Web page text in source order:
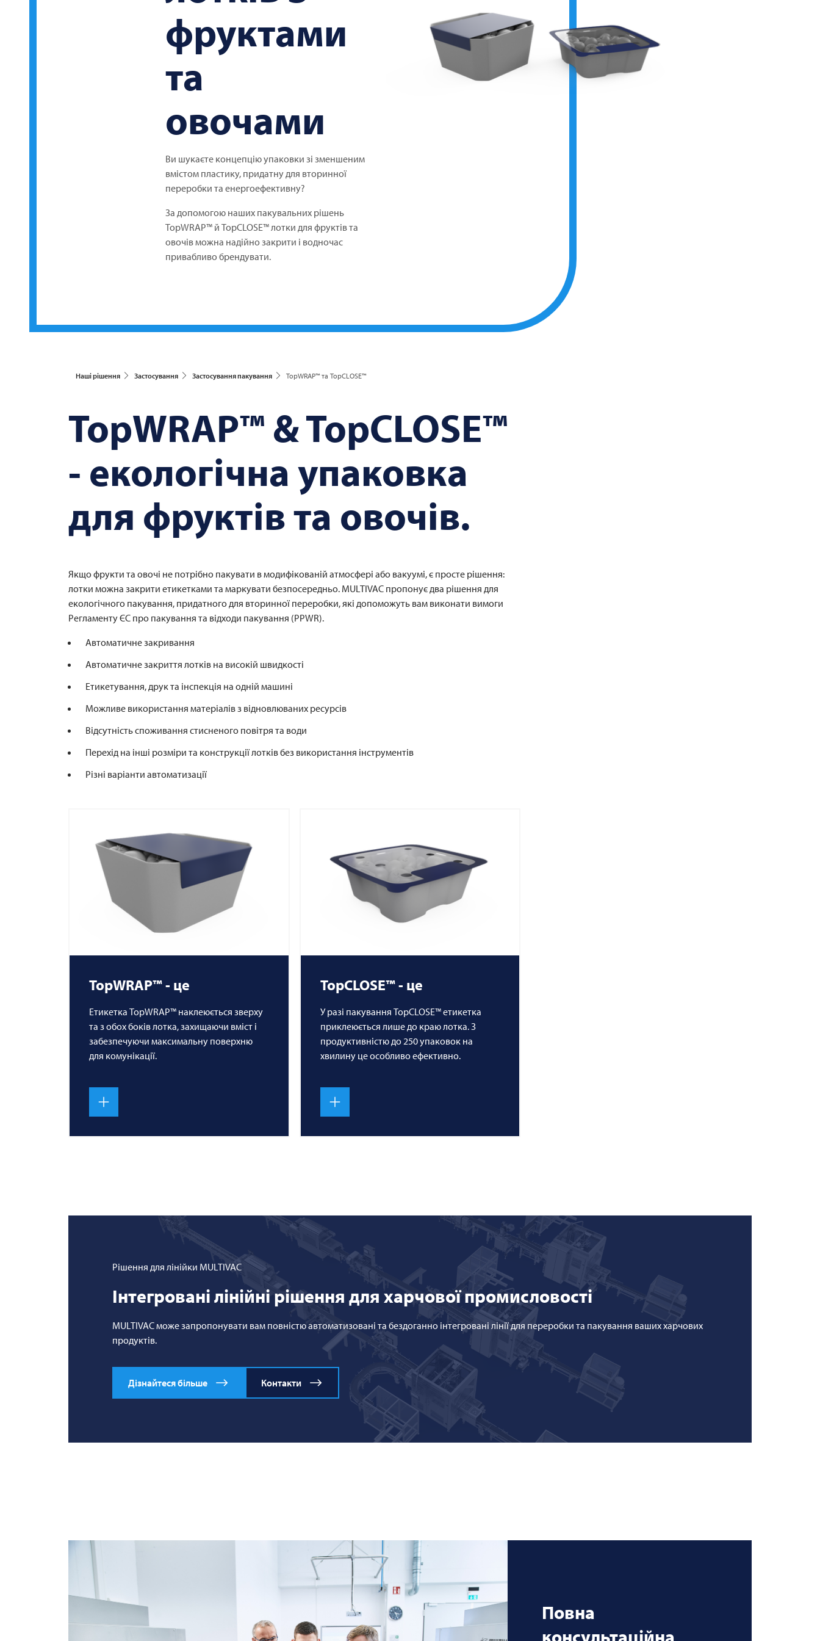
фруктами
та
овочами
Ви шукаєте концепцію упаковки зі зменшеним
вмістом пластику, придатну для вторинної
переробки та енергоефективну?
За допомогою наших пакувальних рішень
TopWRAP™ й TopCLOSE™ лотки для фруктів та
овочів можна надійно закрити і водночас
привабливо брендувати.
Наші рішення Застосування Застосування пакування TopWRAP™ та TopCLOSE™
TopWRAP™ & TopCLOSE™
- екологічна упаковка
для фруктів та овочів.
Якщо фрукти та овочі не потрібно пакувати в модифікованій атмосфері або вакуумі, є просте рішення:
лотки можна закрити етикетками та маркувати безпосередньо. MULTIVAC пропонує два рішення для
екологічного пакування, придатного для вторинної переробки, які допоможуть вам виконати вимоги
Регламенту ЄС про пакування та відходи пакування (PPWR).
Автоматичне закривання
Автоматичне закриття лотків на високій швидкості
Етикетування, друк та інспекція на одній машині
Можливе використання матеріалів з відновлюваних ресурсів
Відсутність споживання стисненого повітря та води
Перехід на інші розміри та конструкції лотків без використання інструментів
Різні варіанти автоматизації
TopWRAP™ - це
Етикетка TopWRAP™ наклеюється зверху
та з обох боків лотка, захищаючи вміст і
забезпечуючи максимальну поверхню
для комунікації.
TopCLOSE™ - це
У разі пакування TopCLOSE™ етикетка
приклеюється лише до краю лотка. З
продуктивністю до 250 упаковок на
хвилину це особливо ефективно.
Рішення для лінійки MULTIVAC
Інтегровані лінійні рішення для харчової промисловості
MULTIVAC може запропонувати вам повністю автоматизовані та бездоганно інтегровані лінії для переробки та пакування ваших харчових
продуктів.
Дізнайтеся більше Контакти
Повна